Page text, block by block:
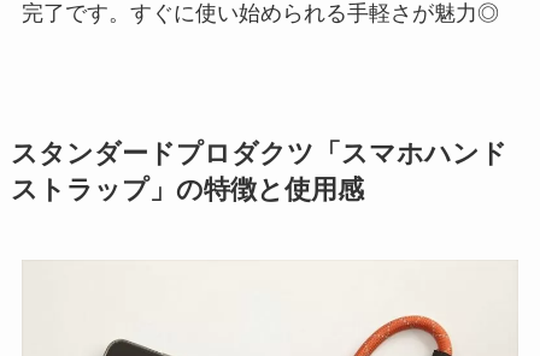
完了です。すぐに使い始められる手軽さが魅力◎
スタンダードプロダクツ「スマホハンド
ストラップ」の特徴と使用感